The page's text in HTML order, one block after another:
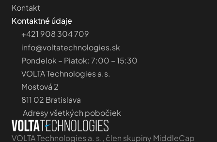
Kontakt
Kontaktné údaje
+421 908 304 709
info@voltatechnologies.sk
Pondelok – Piatok: 7:00 – 15:30
VOLTA Technologies a.s.
Mostová 2
811 02 Bratislava
Adresy všetkých pobočiek
VOLTA Technologies a. s., člen skupiny MiddleCap